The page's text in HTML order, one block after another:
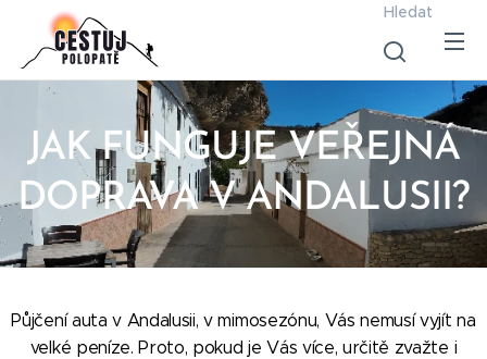
Hledat
JAK FUNGUJE VEŘEJNÁ
DOPRAVA V ANDALUSII?
Půjčení auta v Andalusii, v mimosezónu, Vás nemusí vyjít na
velké peníze. Proto, pokud je Vás více, určitě zvažte i